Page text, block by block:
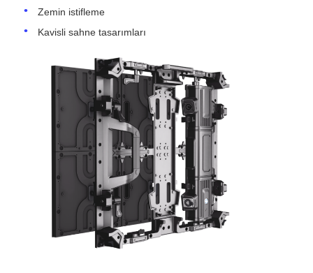
Zemin istifleme
Kavisli sahne tasarımları